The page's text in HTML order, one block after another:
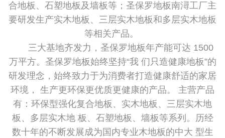
合地板、石塑地板及墙板等；圣保罗地板南潯工厂主
要研发生产实木地板、三层实木地板和多层实木地板
等相关产品。
三大基地齐发力，圣保罗地板年产能可达 1500
万平方。圣保罗地板始终坚持“我 们只造健康地板”的
研发理念，始终致力于为消费者打造健康舒适的家居
环境， 生产更环保更优质更健康的产品。 主营产品
有：环保型强化复合地板、实木地板、三层实木地
板、多层实木地 板、石塑地板、墙板等系列。历经
数十年的不断发展成为国内专业木地板的中大 型生